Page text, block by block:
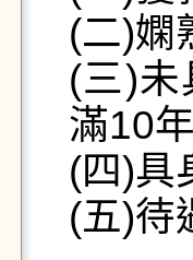
(二)嫻
(三)未
滿10
(四)具
(五)待